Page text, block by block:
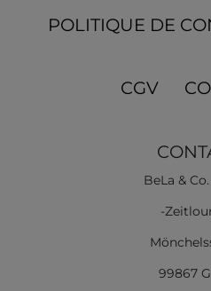
POLITIQUE DE
CGV
BeLa &
-
99867